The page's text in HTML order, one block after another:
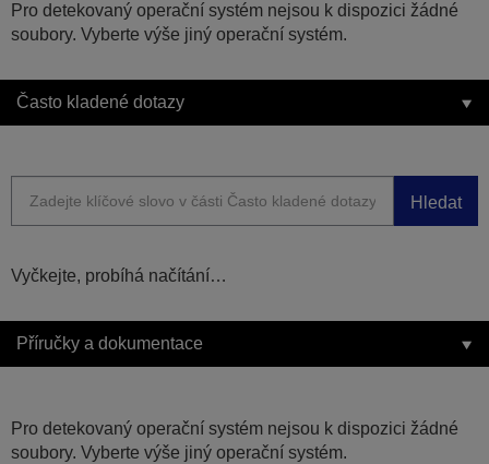
Pro detekovaný operační systém nejsou k dispozici žádné
soubory. Vyberte výše jiný operační systém.
Často kladené dotazy
Hledat
Vyčkejte, probíhá načítání…
Příručky a dokumentace
Pro detekovaný operační systém nejsou k dispozici žádné
soubory. Vyberte výše jiný operační systém.